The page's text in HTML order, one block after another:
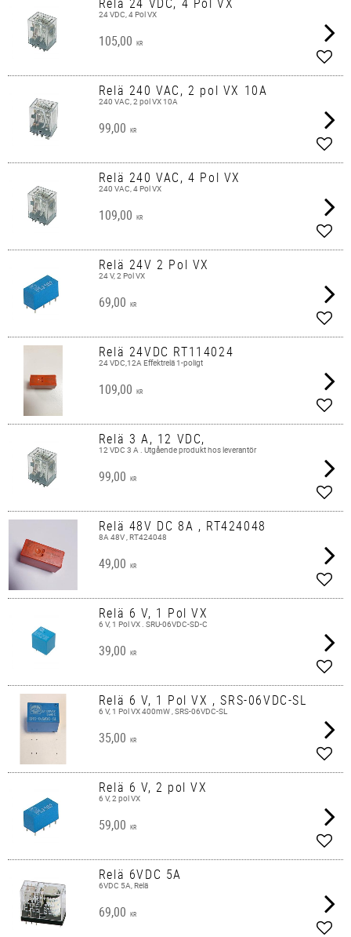
24 VDC, 4 Pol VX
105,00 KR
Add
Relä 240 VAC, 2 pol VX 10A
240 VAC, 2 pol VX 10A
99,00 KR
Add
Relä 240 VAC, 4 Pol VX
240 VAC, 4 Pol VX
109,00 KR
Add
Relä 24V 2 Pol VX
24 V, 2 Pol VX
69,00 KR
Add
Relä 24VDC RT114024
24 VDC,12A Effektrelä 1-poligt
109,00 KR
Add
Relä 3 A, 12 VDC,
12 VDC 3 A . Utgående produkt hos leverantör
99,00 KR
Add
Relä 48V DC 8A , RT424048
8A 48V , RT424048
49,00 KR
Add
Relä 6 V, 1 Pol VX
6 V, 1 Pol VX . SRU-06VDC-SD-C
39,00 KR
Add
Relä 6 V, 1 Pol VX , SRS-06VDC-SL
6 V, 1 Pol VX 400mW , SRS-06VDC-SL
35,00 KR
Add
Relä 6 V, 2 pol VX
6 V, 2 pol VX
59,00 KR
Add
Relä 6VDC 5A
6VDC 5A, Relä
69,00 KR